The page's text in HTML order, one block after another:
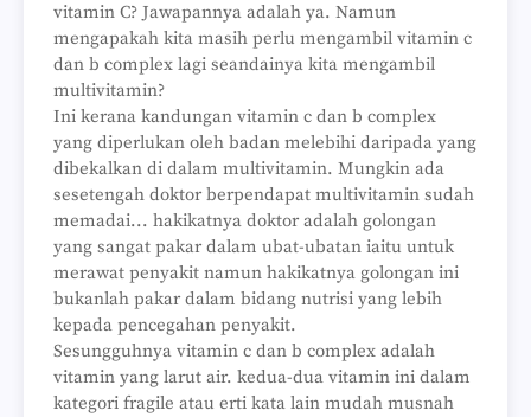
vitamin C? Jawapannya adalah ya. Namun
mengapakah kita masih perlu mengambil vitamin c
dan b complex lagi seandainya kita mengambil
multivitamin?
Ini kerana kandungan vitamin c dan b complex
yang diperlukan oleh badan melebihi daripada yang
dibekalkan di dalam multivitamin. Mungkin ada
sesetengah doktor berpendapat multivitamin sudah
memadai... hakikatnya doktor adalah golongan
yang sangat pakar dalam ubat-ubatan iaitu untuk
merawat penyakit namun hakikatnya golongan ini
bukanlah pakar dalam bidang nutrisi yang lebih
kepada pencegahan penyakit.
Sesungguhnya vitamin c dan b complex adalah
vitamin yang larut air. kedua-dua vitamin ini dalam
kategori fragile atau erti kata lain mudah musnah